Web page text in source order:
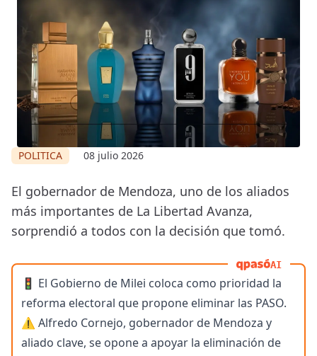
POLITICA 08 julio 2026
El gobernador de Mendoza, uno de los aliados
más importantes de La Libertad Avanza,
sorprendió a todos con la decisión que tomó.
AI
🚦 El Gobierno de Milei coloca como prioridad la
reforma electoral que propone eliminar las PASO.
⚠️ Alfredo Cornejo, gobernador de Mendoza y
aliado clave, se opone a apoyar la eliminación de